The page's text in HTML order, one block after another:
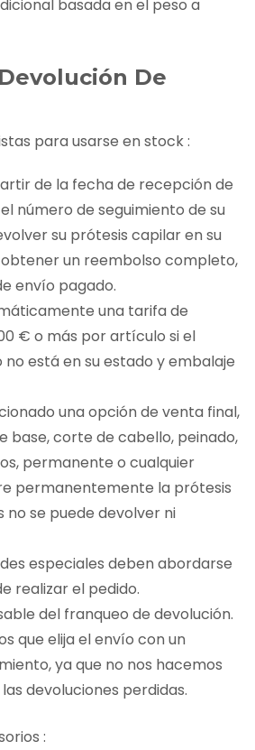
basada en el peso a
De
para usarse en stock :
de la fecha de recepción de
número de seguimiento de su
su prótesis capilar en su
un reembolso completo,
envío pagado.
una tarifa de
€ o más por artículo si el
está en su estado y embalaje
una opción de venta final,
base, corte de cabello, peinado,
permanente o cualquier
permanentemente la prótesis
no se puede devolver ni
especiales deben abordarse
realizar el pedido.
del franqueo de devolución.
que elija el envío con un
ya que no nos hacemos
devoluciones perdidas.
: